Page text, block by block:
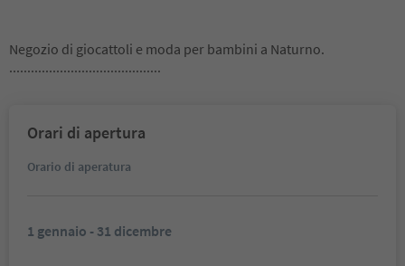
Negozio di giocattoli e moda per bambini a Naturno.
..........................................
Orari di apertura
Orario di aperatura
1 gennaio - 31 dicembre